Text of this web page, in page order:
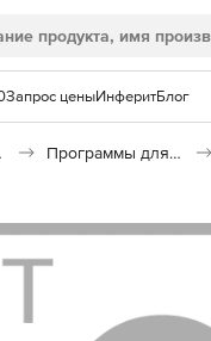
Запрос ценыИнферитБлог
Программы для разработки ПО